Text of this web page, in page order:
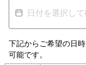
下記からご希望の日
可能です。